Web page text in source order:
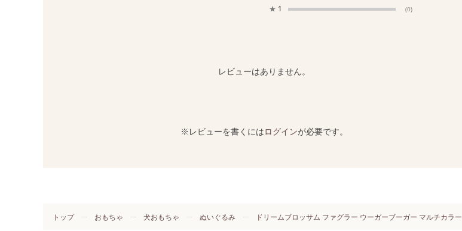
★ 1 (0)
レビューはありません。
※レビューを書くにはログインが必要です。
トップ おもちゃ 犬おもちゃ ぬいぐるみ ドリームブロッサム ファグラー ウーガーブーガー マルチカラー